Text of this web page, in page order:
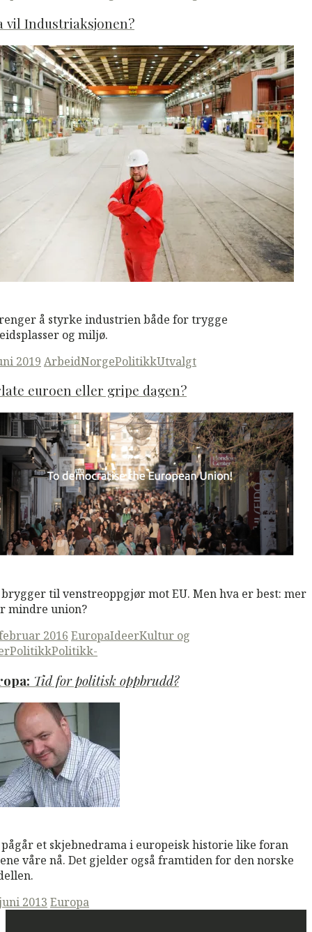
vil Industriaksjonen?
å styrke industrien både for trygge
og miljø.
2019 ArbeidNorgePolitikkUtvalgt
euroen eller gripe dagen?
til venstreoppgjør mot EU. Men hva er best: mer
mindre union?
2016 EuropaIdeerKultur og
PolitikkPolitikk-
Tid for politisk oppbrudd?
pågår et skjebnedrama i europeisk historie like foran
våre nå. Det gjelder også framtiden for den norske
2013 Europa